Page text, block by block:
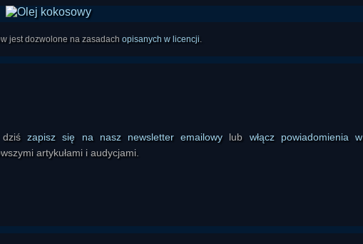
jest dozwolone na zasadach opisanych w licencji.
dziśzapisz się na nasz newsletter emailowy lub włącz powiadomienia w
artykułami i audycjami.